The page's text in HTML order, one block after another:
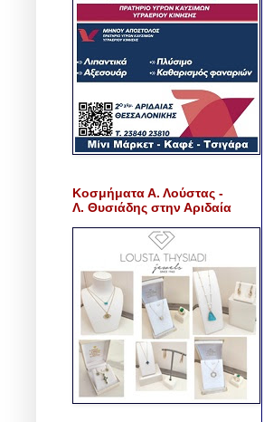
Κοσμήματα Α. Λούστας -
Λ. Θυσιάδης στην Αριδαία